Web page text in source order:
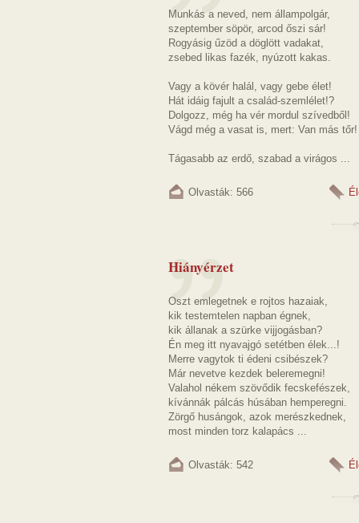
Munkás a neved, nem állampolgár,
szeptember söpör, arcod őszi sár!
Rogyásig űzöd a döglött vadakat,
zsebed likas fazék, nyúzott kakas.
Vagy a kövér halál, vagy gebe élet!
Hát idáig fajult a család-szemlélet!?
Dolgozz, még ha vér mordul szívedből!
Vágd még a vasat is, mert: Van más tőr!
Tágasabb az erdő, szabad a virágos ...
Olvasták: 566
Hiányérzet
Oszt emlegetnek e rojtos hazaiak,
kik testemtelen napban égnek,
kik állanak a szürke vijjogásban?
Én meg itt nyavajgó setétben élek...!
Merre vagytok ti édeni csibészek?
Már nevetve kezdek beleremegni!
Valahol nékem szövődik fecskefészek,
kívánnák pálcás húsában hemperegni.
Zörgő husángok, azok merészkednek,
most minden torz kalapács ...
Olvasták: 542